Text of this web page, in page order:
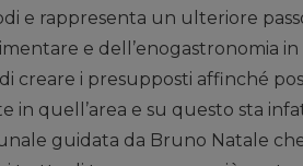
e rappresenta un ulteriore
e dell’enogastronomia
creare i presupposti affinché
in quell’area e su questo sta
guidata da Bruno Natale